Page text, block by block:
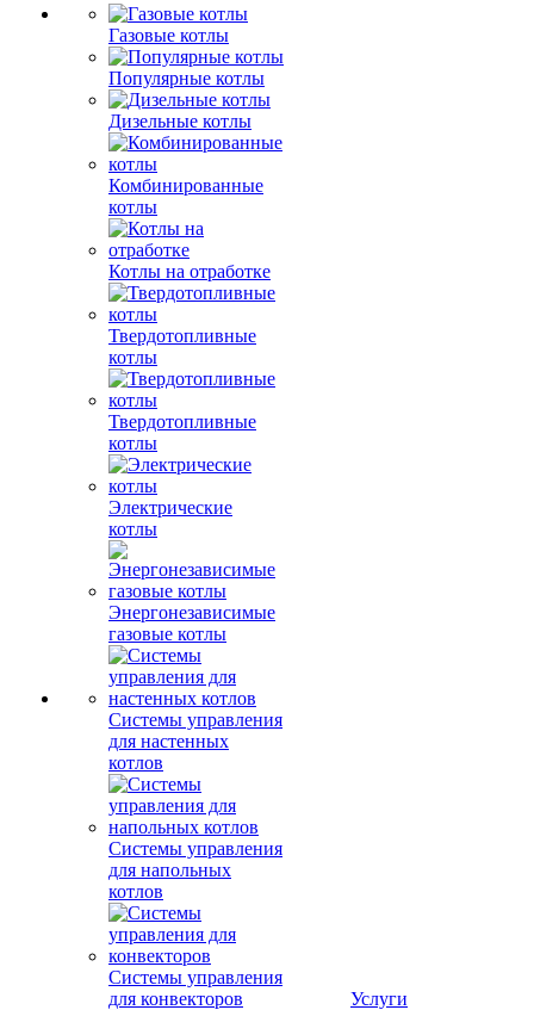
Газовые котлы
Популярные котлы
Дизельные котлы
Комбинированные
котлы
Котлы на отработке
Твердотопливные
котлы
Твердотопливные
котлы
Электрические
котлы
Энергонезависимые
газовые котлы
Системы управления
для настенных
котлов
Системы управления
для напольных
котлов
Системы управления
для конвекторов
Услуги